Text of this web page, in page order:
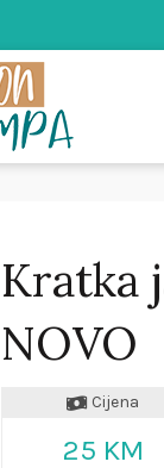
Kratka
NOVO
Cijena
25 KM